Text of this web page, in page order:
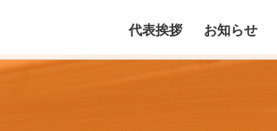
代表挨拶 お知らせ